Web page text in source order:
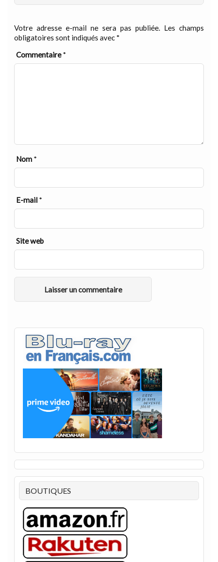
Votre adresse e-mail ne sera pas publiée. Les champs
obligatoires sont indiqués avec *
Commentaire*
Nom *
E-mail *
Site web
BOUTIQUES